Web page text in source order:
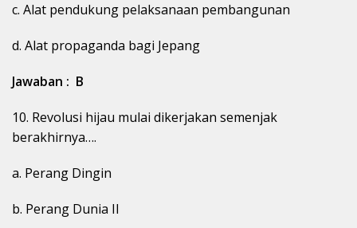
c. Alat pendukung pelaksanaan pembangunan
d. Alat propaganda bagi Jepang
Jawaban : B
10. Revolusi hijau mulai dikerjakan semenjak
berakhirnya….
a. Perang Dingin
b. Perang Dunia II